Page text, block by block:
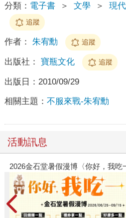
分類： 電子書 ＞ 文學 ＞ 現
追蹤
作者： 朱宥勳 追蹤
出版社： 寶瓶文化 追蹤
出版日： 2010/09/29
相關主題： 不服來戰-朱宥勳
活動訊息
金石堂2026海外優惠：電子書